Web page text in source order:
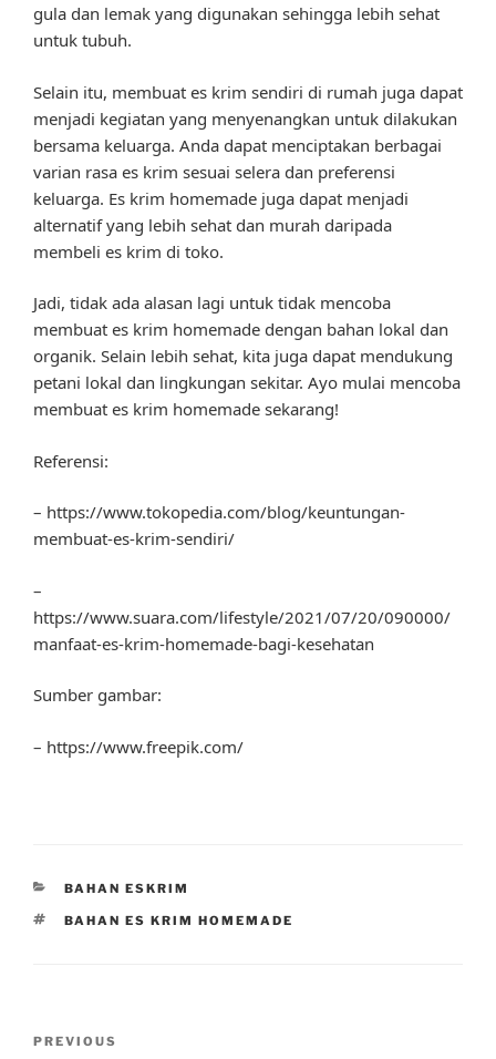
gula dan lemak yang digunakan sehingga lebih sehat
untuk tubuh.
Selain itu, membuat es krim sendiri di rumah juga dapat
menjadi kegiatan yang menyenangkan untuk dilakukan
bersama keluarga. Anda dapat menciptakan berbagai
varian rasa es krim sesuai selera dan preferensi
keluarga. Es krim homemade juga dapat menjadi
alternatif yang lebih sehat dan murah daripada
membeli es krim di toko.
Jadi, tidak ada alasan lagi untuk tidak mencoba
membuat es krim homemade dengan bahan lokal dan
organik. Selain lebih sehat, kita juga dapat mendukung
petani lokal dan lingkungan sekitar. Ayo mulai mencoba
membuat es krim homemade sekarang!
Referensi:
– https://www.tokopedia.com/blog/keuntungan-
membuat-es-krim-sendiri/
–
https://www.suara.com/lifestyle/2021/07/20/090000/
manfaat-es-krim-homemade-bagi-kesehatan
Sumber gambar:
– https://www.freepik.com/
CATEGORIES
BAHAN ESKRIM
TAGS
BAHAN ES KRIM HOMEMADE
Previous
PREVIOUS